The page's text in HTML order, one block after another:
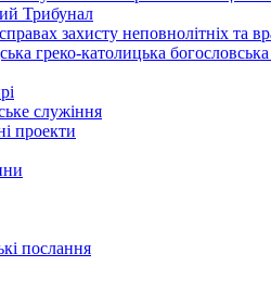
Трибунал
захисту неповнолітніх та
греко-католицька
служіння
проекти
послання